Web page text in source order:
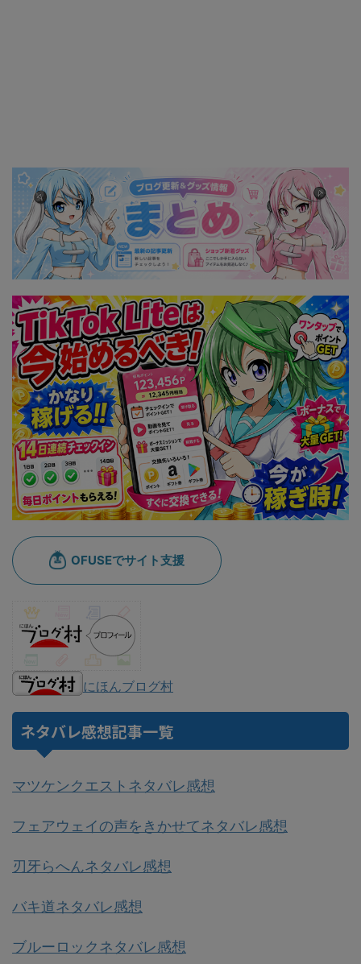
にほんブログ村
ネタバレ感想記事一覧
マツケンクエストネタバレ感想
フェアウェイの声をきかせてネタバレ感想
刃牙らへんネタバレ感想
バキ道ネタバレ感想
ブルーロックネタバレ感想